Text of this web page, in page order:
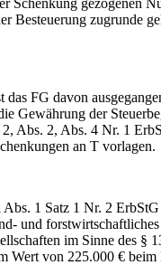
Schenkung gezogenen
Besteuerung zugrunde
FG davon
Gewährung der
2, Abs. 2, Abs. 4 Nr. 1
an T vorlagen.
1 Satz 1 Nr. 2 ErbStG
und
im Sinne des §
Wert von 225.000 €